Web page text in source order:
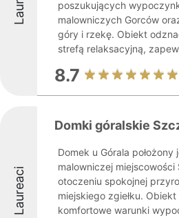
poszukujących
malowniczych Gorców
góry i rzekę. Obiekt
strefą relaksacyjną,
8.7
Laureaci
Domki góralskie
Domek u Górala położony
malowniczej
otoczeniu spokojnej
miejskiego zgiełku.
komfortowe warunki